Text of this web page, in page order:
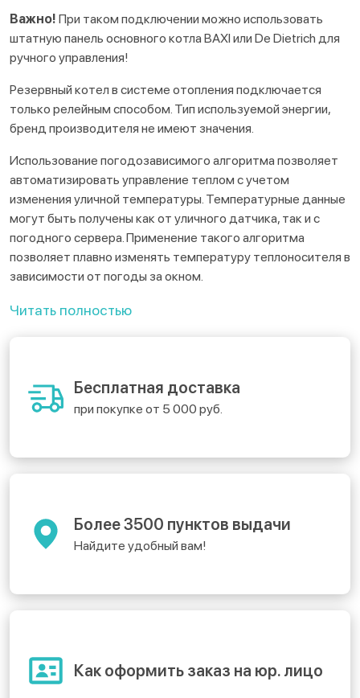
Важно! При таком подключении можно использовать
штатную панель основного котла BAXI или De Dietrich для
ручного управления!
Резервный котел в системе отопления подключается
только релейным способом. Тип используемой энергии,
бренд производителя не имеют значения.
Использование погодозависимого алгоритма позволяет
автоматизировать управление теплом с учетом
изменения уличной температуры. Температурные данные
могут быть получены как от уличного датчика, так и с
погодного сервера. Применение такого алгоритма
позволяет плавно изменять температуру теплоносителя в
зависимости от погоды за окном.
Читать полностью
Бесплатная доставка
при покупке от 5 000 руб.
Более 3500 пунктов выдачи
Найдите удобный вам!
Как оформить заказ на юр. лицо